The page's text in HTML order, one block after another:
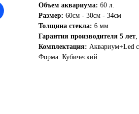
Объем аквариума: 60 л.
Размер: 60см - 30см - 34см
Толщина стекла: 6 мм
Гарантия производителя 5 лет,
Комплектация: Аквариум+Led
Форма: Кубический